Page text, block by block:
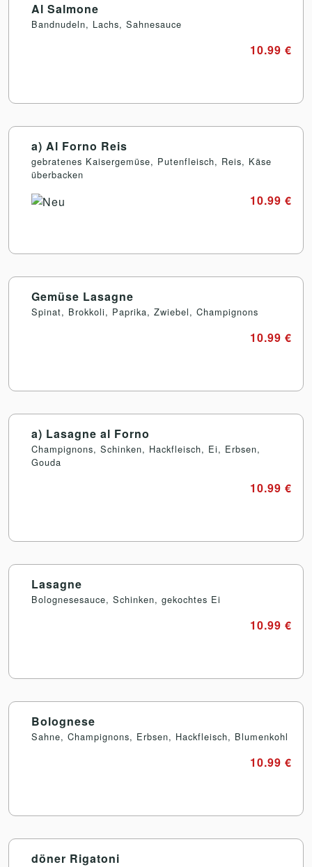
Al Salmone
Bandnudeln, Lachs, Sahnesauce
10.99 €
a) Al Forno Reis
gebratenes Kaisergemüse, Putenfleisch, Reis, Käse
überbacken
10.99 €
Gemüse Lasagne
Spinat, Brokkoli, Paprika, Zwiebel, Champignons
10.99 €
a) Lasagne al Forno
Champignons, Schinken, Hackfleisch, Ei, Erbsen,
Gouda
10.99 €
Lasagne
Bolognesesauce, Schinken, gekochtes Ei
10.99 €
Bolognese
Sahne, Champignons, Erbsen, Hackfleisch, Blumenkohl
10.99 €
döner Rigatoni